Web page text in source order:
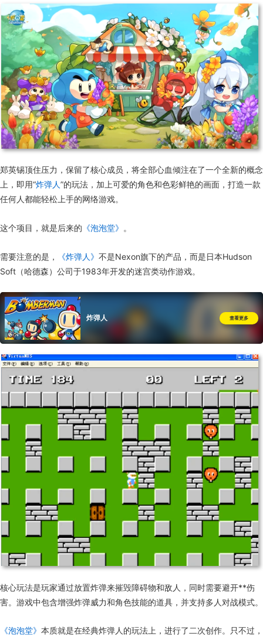
郑英锡顶住压力，保留了核心成员，将全部心血倾注在了一个全新的概念
上，即用“炸弹人”的玩法，加上可爱的角色和色彩鲜艳的画面，打造一款
任何人都能轻松上手的网络游戏。
这个项目，就是后来的 《泡泡堂》 。
需要注意的是， 《炸弹人》 不是Nexon旗下的产品，而是日本Hudson
Soft（哈德森）公司于1983年开发的迷宫类动作游戏。
炸弹人 查看更多
核心玩法是玩家通过放置炸弹来摧毁障碍物和敌人，同时需要避开**伤
害。游戏中包含增强炸弹威力和角色技能的道具，并支持多人对战模式。
《泡泡堂》 本质就是在经典炸弹人的玩法上，进行了二次创作。只不过，